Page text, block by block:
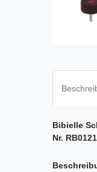
Bibielle
Nr. RB0121